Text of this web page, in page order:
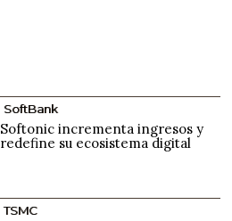
SoftBank
Softonic incrementa ingresos y
redefine su ecosistema digital
TSMC